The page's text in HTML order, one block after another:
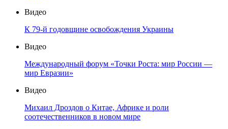
Видео
К 79-й годовщине освобождения Украины
Видео
Международный форум «Точки Роста: мир России —
мир Евразии»
Видео
Михаил Дроздов о Китае, Африке и роли
соотечественников в новом мире